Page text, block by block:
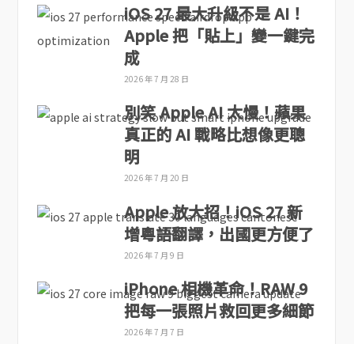
iOS 27 最大升級不是 AI！
Apple 把「貼上」變一鍵完
成
2026 年 7 月 28 日
別笑 Apple AI 太慢！蘋果
真正的 AI 戰略比想像更聰
明
2026 年 7 月 20 日
Apple 放大招！iOS 27 新
增粵語翻譯，出國更方便了
2026 年 7 月 9 日
iPhone 相機革命！RAW 9
把每一張照片救回更多細節
2026 年 7 月 7 日